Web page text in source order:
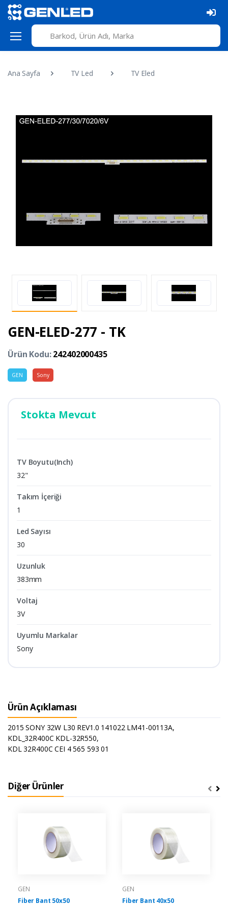
Ana Sayfa TV Led TV Eled
GEN-ELED-277 - TK
Ürün Kodu:242402000435
GEN Sony
Stokta Mevcut
TV Boyutu(Inch)
32"
Takım İçeriği
1
Led Sayısı
30
Uzunluk
383mm
Voltaj
3V
Uyumlu Markalar
Sony
Ürün Açıklaması
2015 SONY 32W L30 REV1.0 141022 LM41-00113A,
KDL_32R400C KDL-32R550,
KDL 32R400C CEI 4 565 593 01
Diğer Ürünler
GEN
Fiber Bant 50x50
GEN
Fiber Bant 40x50